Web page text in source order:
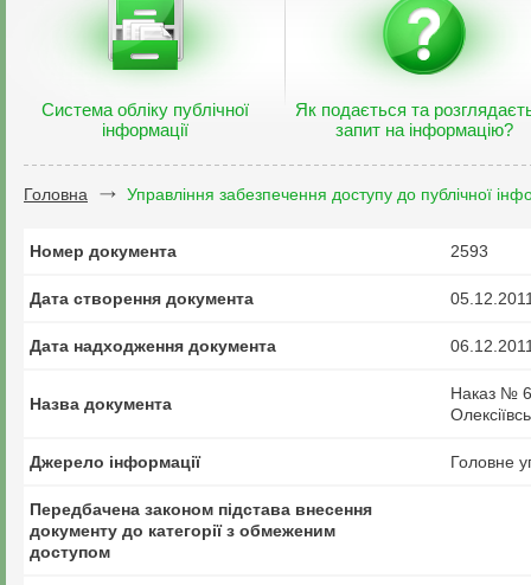
Система обліку публічної
інформації
Як подається та
запит на інформацію?
Головна Управління забезпечення доступу до публічної
Номер документа 2593
Дата створення документа
Дата надходження документа
Назва документа
Наказ №
Джерело інформації Головне
Передбачена законом підстава внесення
документу до категорії з обмеженим
доступом